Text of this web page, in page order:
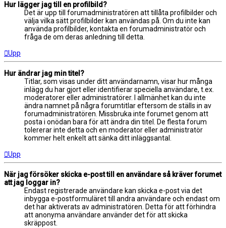
Hur lägger jag till en profilbild?
Det är upp till forumadministratören att tillåta profilbilder och
välja vilka sätt profilbilder kan användas på. Om du inte kan
använda profilbilder, kontakta en forumadministratör och
fråga de om deras anledning till detta.
Upp
Hur ändrar jag min titel?
Titlar, som visas under ditt användarnamn, visar hur många
inlägg du har gjort eller identifierar speciella användare, t.ex.
moderatorer eller administratörer. I allmänhet kan du inte
ändra namnet på några forumtitlar eftersom de ställs in av
forumadministratören. Missbruka inte forumet genom att
posta i onödan bara för att ändra din titel. De flesta forum
tolererar inte detta och en moderator eller administratör
kommer helt enkelt att sänka ditt inläggsantal.
Upp
När jag försöker skicka e-post till en användare så kräver forumet
att jag loggar in?
Endast registrerade användare kan skicka e-post via det
inbygga e-postformuläret till andra användare och endast om
det har aktiverats av administratören. Detta för att förhindra
att anonyma användare använder det för att skicka
skräppost.